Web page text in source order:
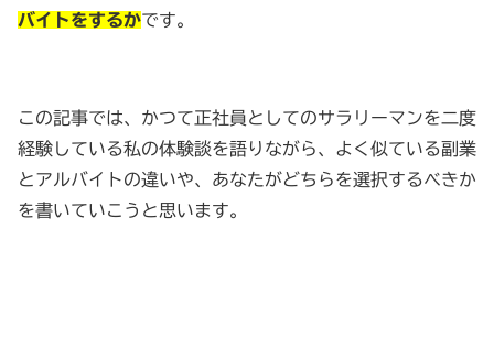
バイトをするかです。
この記事では、かつて正社員としてのサラリーマンを二度
経験している私の体験談を語りながら、よく似ている副業
とアルバイトの違いや、あなたがどちらを選択するべきか
を書いていこうと思います。